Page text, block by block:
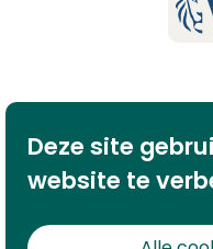
Deze site
website te